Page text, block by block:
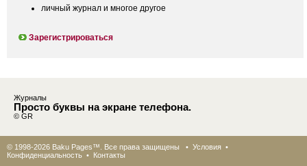
личный журнал и многое другое
Зарегистрироваться
Журналы
Просто буквы на экране телефона.
© GR
© 1998-2026 Baku Pages™. Все права защищены • Условия •
Конфиденциальность • Контакты